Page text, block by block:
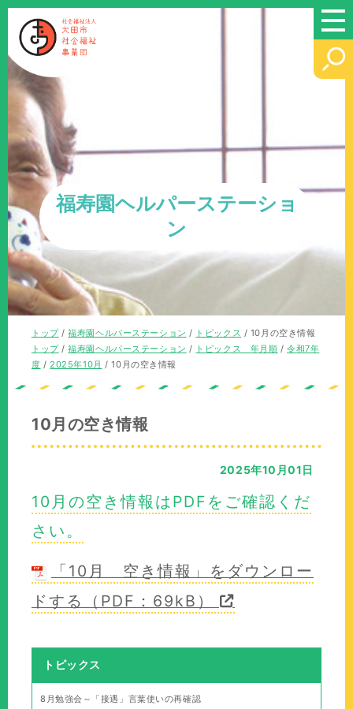
このページの本文へ
福寿園ヘルパーステーショ
ン
現
在
の
トップ/福寿園ヘルパーステーション / トピックス / 10月の空き情報
現
在
トップ/福寿園ヘルパーステーション / トピックス 年月順 /令和7年
度 /2025年10月 /10月の空き情報
10月の空き情報
2025年10月01日
10月の空き情報はPDFをご確認くだ
さい。
「10月 空き情報」をダウンロー
ドする（PDF：69kB）
トピックス
8月勉強会～「接遇」言葉使いの再確認